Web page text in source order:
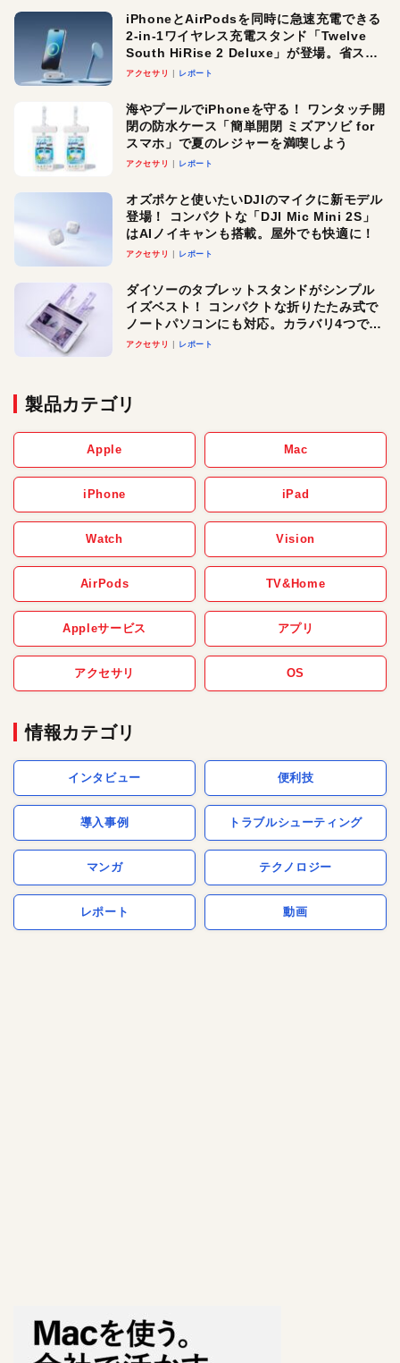
iPhoneとAirPodsを同時に急速充電できる
2-in-1ワイヤレス充電スタンド「Twelve
South HiRise 2 Deluxe」が登場。省スペ
ースでおしゃれに充電したい人にオスス
アクセサリ レポート
海やプールでiPhoneを守る！ ワンタッチ開
閉の防水ケース「簡単開閉 ミズアソビ for
スマホ」で夏のレジャーを満喫しよう
アクセサリ レポート
オズポケと使いたいDJIのマイクに新モデル
登場！ コンパクトな「DJI Mic Mini 2S」
はAIノイキャンも搭載。屋外でも快適に！
アクセサリ レポート
ダイソーのタブレットスタンドがシンプル
イズベスト！ コンパクトな折りたたみ式で
ノートパソコンにも対応。カラバリ4つで選
べる楽しさも
アクセサリ レポート
製品カテゴリ
Apple Mac
iPhone iPad
Watch Vision
AirPods TV&Home
Appleサービス アプリ
アクセサリ OS
情報カテゴリ
インタビュー 便利技
導入事例 トラブルシューティング
マンガ テクノロジー
レポート 動画